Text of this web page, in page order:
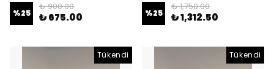
%25
₺ 900.00
₺ 675.00 %25
₺ 1,750.00
₺ 1,312.50
Tükendi Tükendi